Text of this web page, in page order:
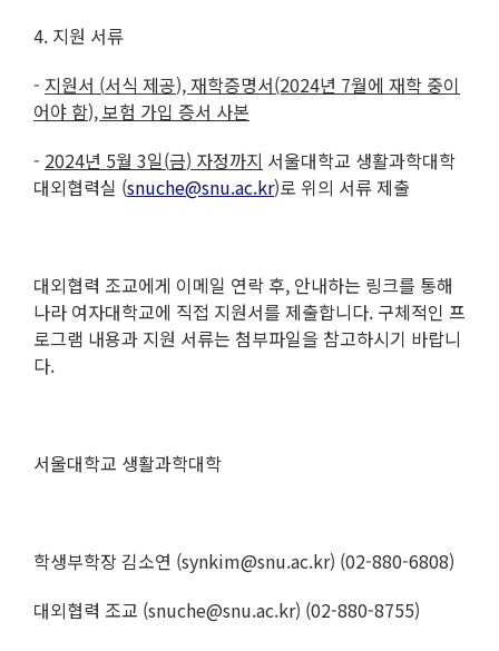
4. 지원 서류
- 지원서 (서식 제공),재학증명서(2024년 7월에 재학 중이
어야 함),보험 가입 증서 사본
- 2024년 5월 3일(금) 자정까지 서울대학교 생활과학대학
대외협력실 (snuche@snu.ac.kr)로 위의 서류 제출
대외협력 조교에게 이메일 연락 후, 안내하는 링크를 통해
나라 여자대학교에 직접 지원서를 제출합니다. 구체적인 프
로그램 내용과 지원 서류는 첨부파일을 참고하시기 바랍니
다.
서울대학교 생활과학대학
학생부학장 김소연 (synkim@snu.ac.kr) (02-880-6808)
대외협력 조교 (snuche@snu.ac.kr) (02-880-8755)